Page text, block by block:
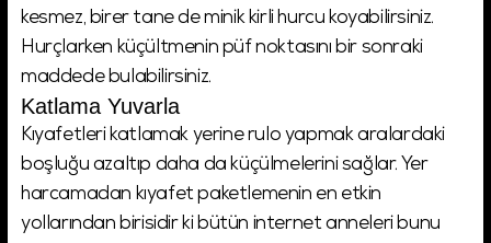
kesmez, birer tane de minik kirli hurcu koyabilirsiniz.
Hurçlarken küçültmenin püf noktasını bir sonraki
maddede bulabilirsiniz.
Katlama Yuvarla
Kıyafetleri katlamak yerine rulo yapmak aralardaki
boşluğu azaltıp daha da küçülmelerini sağlar. Yer
harcamadan kıyafet paketlemenin en etkin
yollarından birisidir ki bütün internet anneleri bunu